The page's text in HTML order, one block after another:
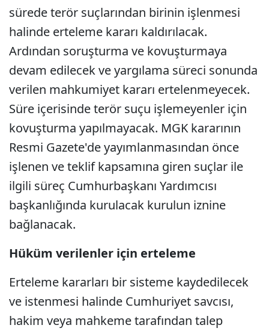
sürede terör suçlarından birinin işlenmesi
halinde erteleme kararı kaldırılacak.
Ardından soruşturma ve kovuşturmaya
devam edilecek ve yargılama süreci sonunda
verilen mahkumiyet kararı ertelenmeyecek.
Süre içerisinde terör suçu işlemeyenler için
kovuşturma yapılmayacak. MGK kararının
Resmi Gazete'de yayımlanmasından önce
işlenen ve teklif kapsamına giren suçlar ile
ilgili süreç Cumhurbaşkanı Yardımcısı
başkanlığında kurulacak kurulun iznine
bağlanacak.
Hüküm verilenler için erteleme
Erteleme kararları bir sisteme kaydedilecek
ve istenmesi halinde Cumhuriyet savcısı,
hakim veya mahkeme tarafından talep